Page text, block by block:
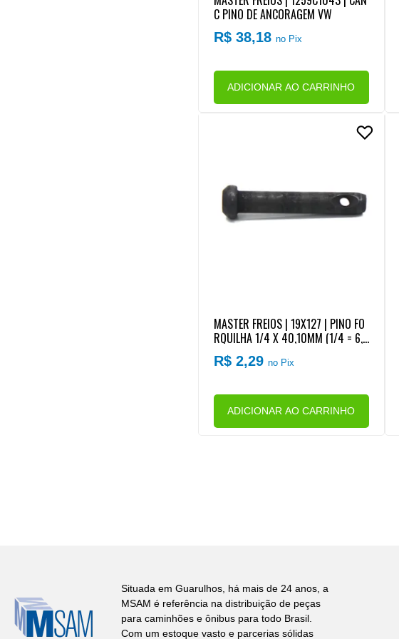
C PINO DE ANCORAGEM VW
R$ 38,18 no Pix
ADICIONAR AO CARRINHO
MASTER FREIOS | 19X127 | PINO FO
RQUILHA 1/4 X 40,10MM (1/4 = 6,2
8MM) HASTE CUICA FREIO FORD/V
W/MB
R$ 2,29 no Pix
ADICIONAR AO CARRINHO
Situada em Guarulhos, há mais de 24 anos, a
MSAM é referência na distribuição de peças
para caminhões e ônibus para todo Brasil.
Com um estoque vasto e parcerias sólidas